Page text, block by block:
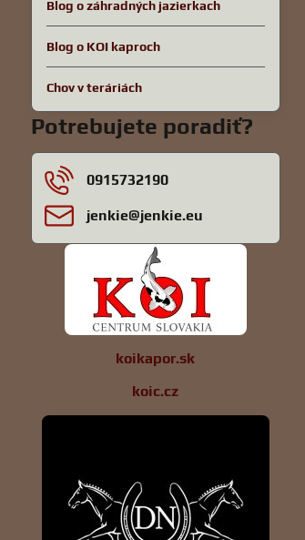
Blog o záhradných jazierkach
Blog o KOI kaproch
Chov v teráriách
Potrebujete poradiť?
0915732190
jenkie​@jenkie​.eu
koikapor.sk
koic.cz